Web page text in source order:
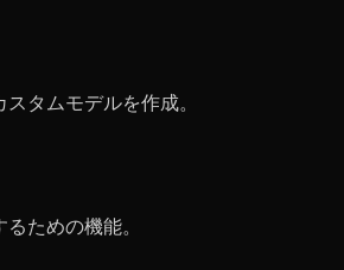
タムモデルを作成。
ための機能。